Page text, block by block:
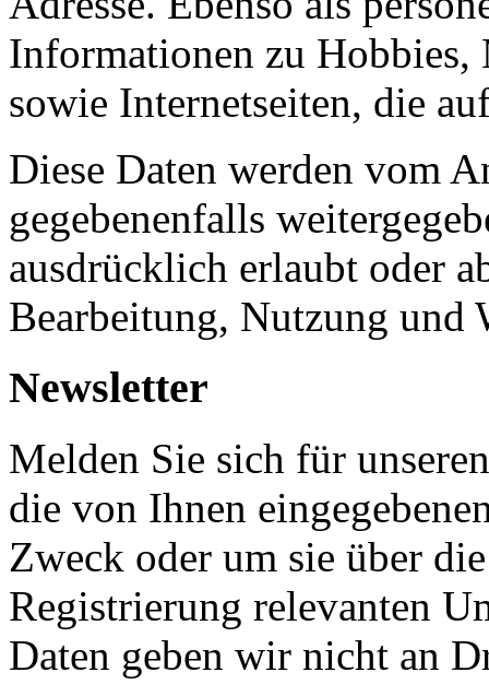
Informationen zu
sowie Internetseiten, die
Diese Daten werden vom
gegebenenfalls
ausdrücklich erlaubt oder
Bearbeitung, Nutzung und
Newsletter
Melden Sie sich für
die von Ihnen
Zweck oder um sie über
Registrierung relevanten
Daten geben wir nicht an